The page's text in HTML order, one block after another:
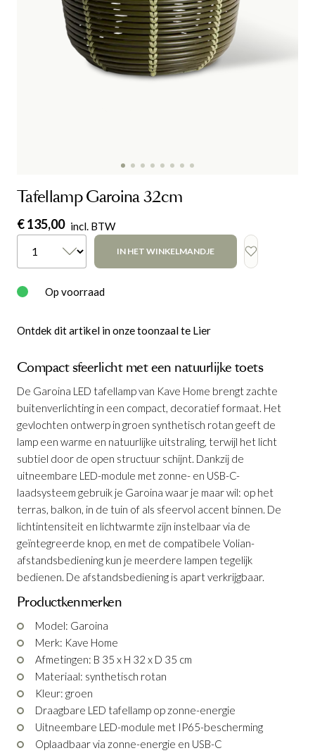
Tafellamp Garoina 32cm
€ 135,00 incl. BTW
IN HET WINKELMANDJE
Op voorraad
Ontdek dit artikel in onze toonzaal te Lier
Compact sfeerlicht met een natuurlijke toets
De Garoina LED tafellamp van Kave Home brengt zachte
buitenverlichting in een compact, decoratief formaat. Het
gevlochten ontwerp in groen synthetisch rotan geeft de
lamp een warme en natuurlijke uitstraling, terwijl het licht
subtiel door de open structuur schijnt. Dankzij de
uitneembare LED-module met zonne- en USB-C-
laadsysteem gebruik je Garoina waar je maar wil: op het
terras, balkon, in de tuin of als sfeervol accent binnen. De
lichtintensiteit en lichtwarmte zijn instelbaar via de
geïntegreerde knop, en met de compatibele Volian-
afstandsbediening kun je meerdere lampen tegelijk
bedienen. De afstandsbediening is apart verkrijgbaar.
Productkenmerken
Model: Garoina
Merk: Kave Home
Afmetingen: B 35 x H 32 x D 35 cm
Materiaal: synthetisch rotan
Kleur: groen
Draagbare LED tafellamp op zonne-energie
Uitneembare LED-module met IP65-bescherming
Oplaadbaar via zonne-energie en USB-C
Tafellamp Garoina 35cm
aan je winkelmandje
Tafellamp Garoina 32cm
aan je winkelmandje